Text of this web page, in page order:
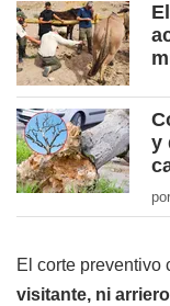
y
El corte preventivo
visitante, ni